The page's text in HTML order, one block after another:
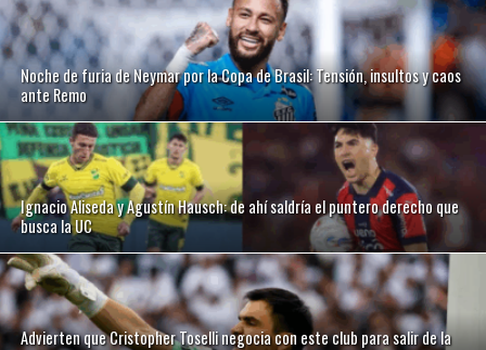
Noche de furia de Neymar por la Copa de Brasil: Tensión, insultos y caos
ante Remo
Ignacio Aliseda y Agustín Hausch: de ahí saldría el puntero derecho que
busca la UC
Advierten que Cristopher Toselli negocia con este club para salir de la